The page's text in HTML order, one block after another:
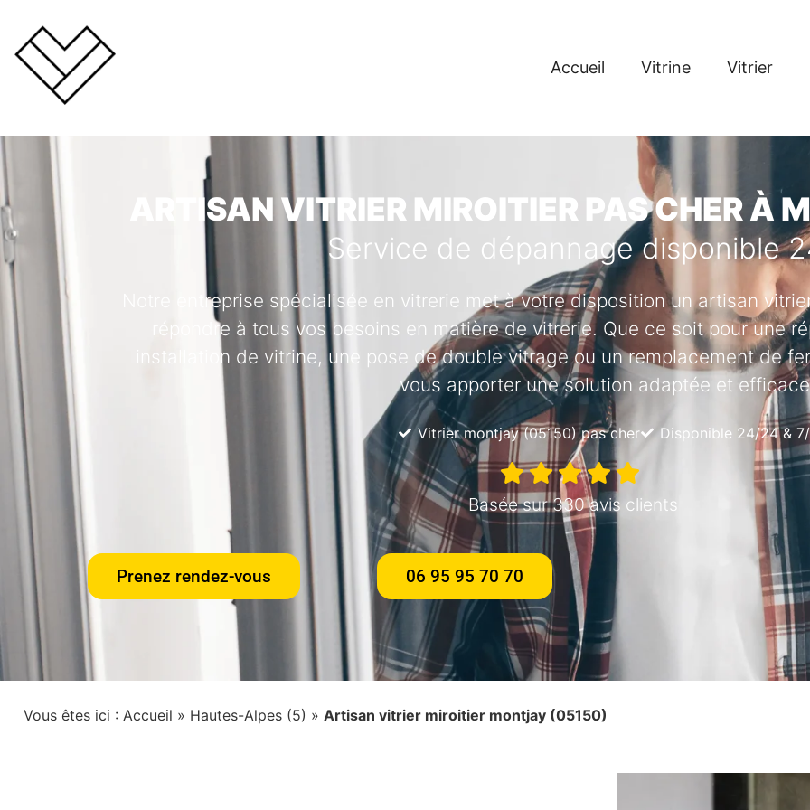
Accueil Vitrine Vitrier
ARTISAN VITRIER MIROITIER PAS CHER
Service de dépannage disponible
Notre entreprise spécialisée en vitrerie met à votre disposition un artisan
répondre à tous vos besoins en matière de vitrerie. Que ce soit pour une
installation de vitrine, une pose de double vitrage ou un remplacement de
vous apporter une solution adaptée et
Vitrier montjay (05150) pas cher Disponible 24/24 &
Basée sur 330 avis clients
Prenez rendez-vous 06 95 95 70 70
Vous êtes ici : Accueil » Hautes-Alpes (5) » Artisan vitrier miroitier montjay (05150)